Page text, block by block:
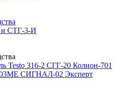
и СТГ-3-И
Testo 316-2 СГГ-20 Колион-701
СИГНАЛ-02 Эксперт